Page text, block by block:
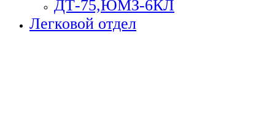
ДТ-75,ЮМЗ-6КЛ
Легковой отдел